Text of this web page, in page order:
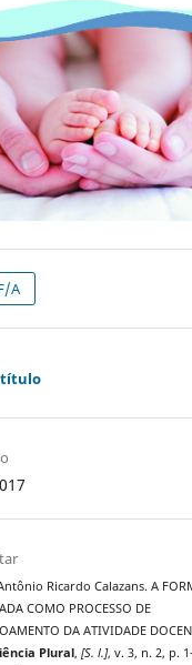
A
título
Ricardo Calazans. A
COMO PROCESSO DE
DA ATIVIDADE
Plural,[S. l.], v. 3, n. 2, p.